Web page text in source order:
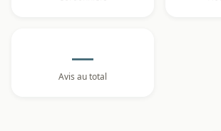
—
Avis au total